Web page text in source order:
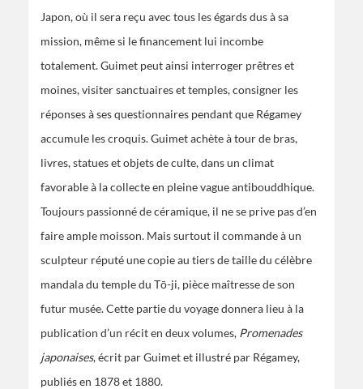
Japon, où il sera reçu avec tous les égards dus à sa
mission, même si le financement lui incombe
totalement. Guimet peut ainsi interroger prêtres et
moines, visiter sanctuaires et temples, consigner les
réponses à ses questionnaires pendant que Régamey
accumule les croquis. Guimet achète à tour de bras,
livres, statues et objets de culte, dans un climat
favorable à la collecte en pleine vague antibouddhique.
Toujours passionné de céramique, il ne se prive pas d’en
faire ample moisson. Mais surtout il commande à un
sculpteur réputé une copie au tiers de taille du célèbre
mandala du temple du Tō-ji, pièce maîtresse de son
futur musée. Cette partie du voyage donnera lieu à la
publication d’un récit en deux volumes, Promenades
japonaises, écrit par Guimet et illustré par Régamey,
publiés en 1878 et 1880.